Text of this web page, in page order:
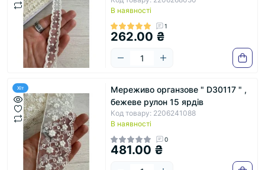
В наявності
1
262.00 ₴
Хіт
Мереживо органзове " D30117 " ,
бежеве рулон 15 ярдів
Код товару: 2206241088
В наявності
0
481.00 ₴